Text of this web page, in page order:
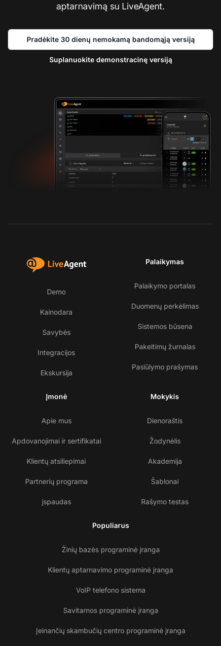
aptarnavimą su LiveAgent.
Pradėkite 30 dienų nemokamą bandomąją versiją
Suplanuokite demonstracinę versiją
Demo
Kainodara
Savybės
Integracijos
Ekskursija
Palaikymas
Palaikymo portalas
Duomenų perkėlimas
Sistemos būsena
Pakeitimų žurnalas
Pasiūlymo prašymas
Įmonė
Apie mus
Apdovanojimai ir sertifikatai
Klientų atsiliepimai
Partnerių programa
įspaudas
Mokykis
Dienoraštis
Žodynėlis
Akademija
Šablonai
Rašymo testas
Populiarus
Žinių bazės programinė įranga
Klientų aptarnavimo programinė įranga
VoIP telefono sistema
Savitarnos programinė įranga
Įeinančių skambučių centro programinė įranga